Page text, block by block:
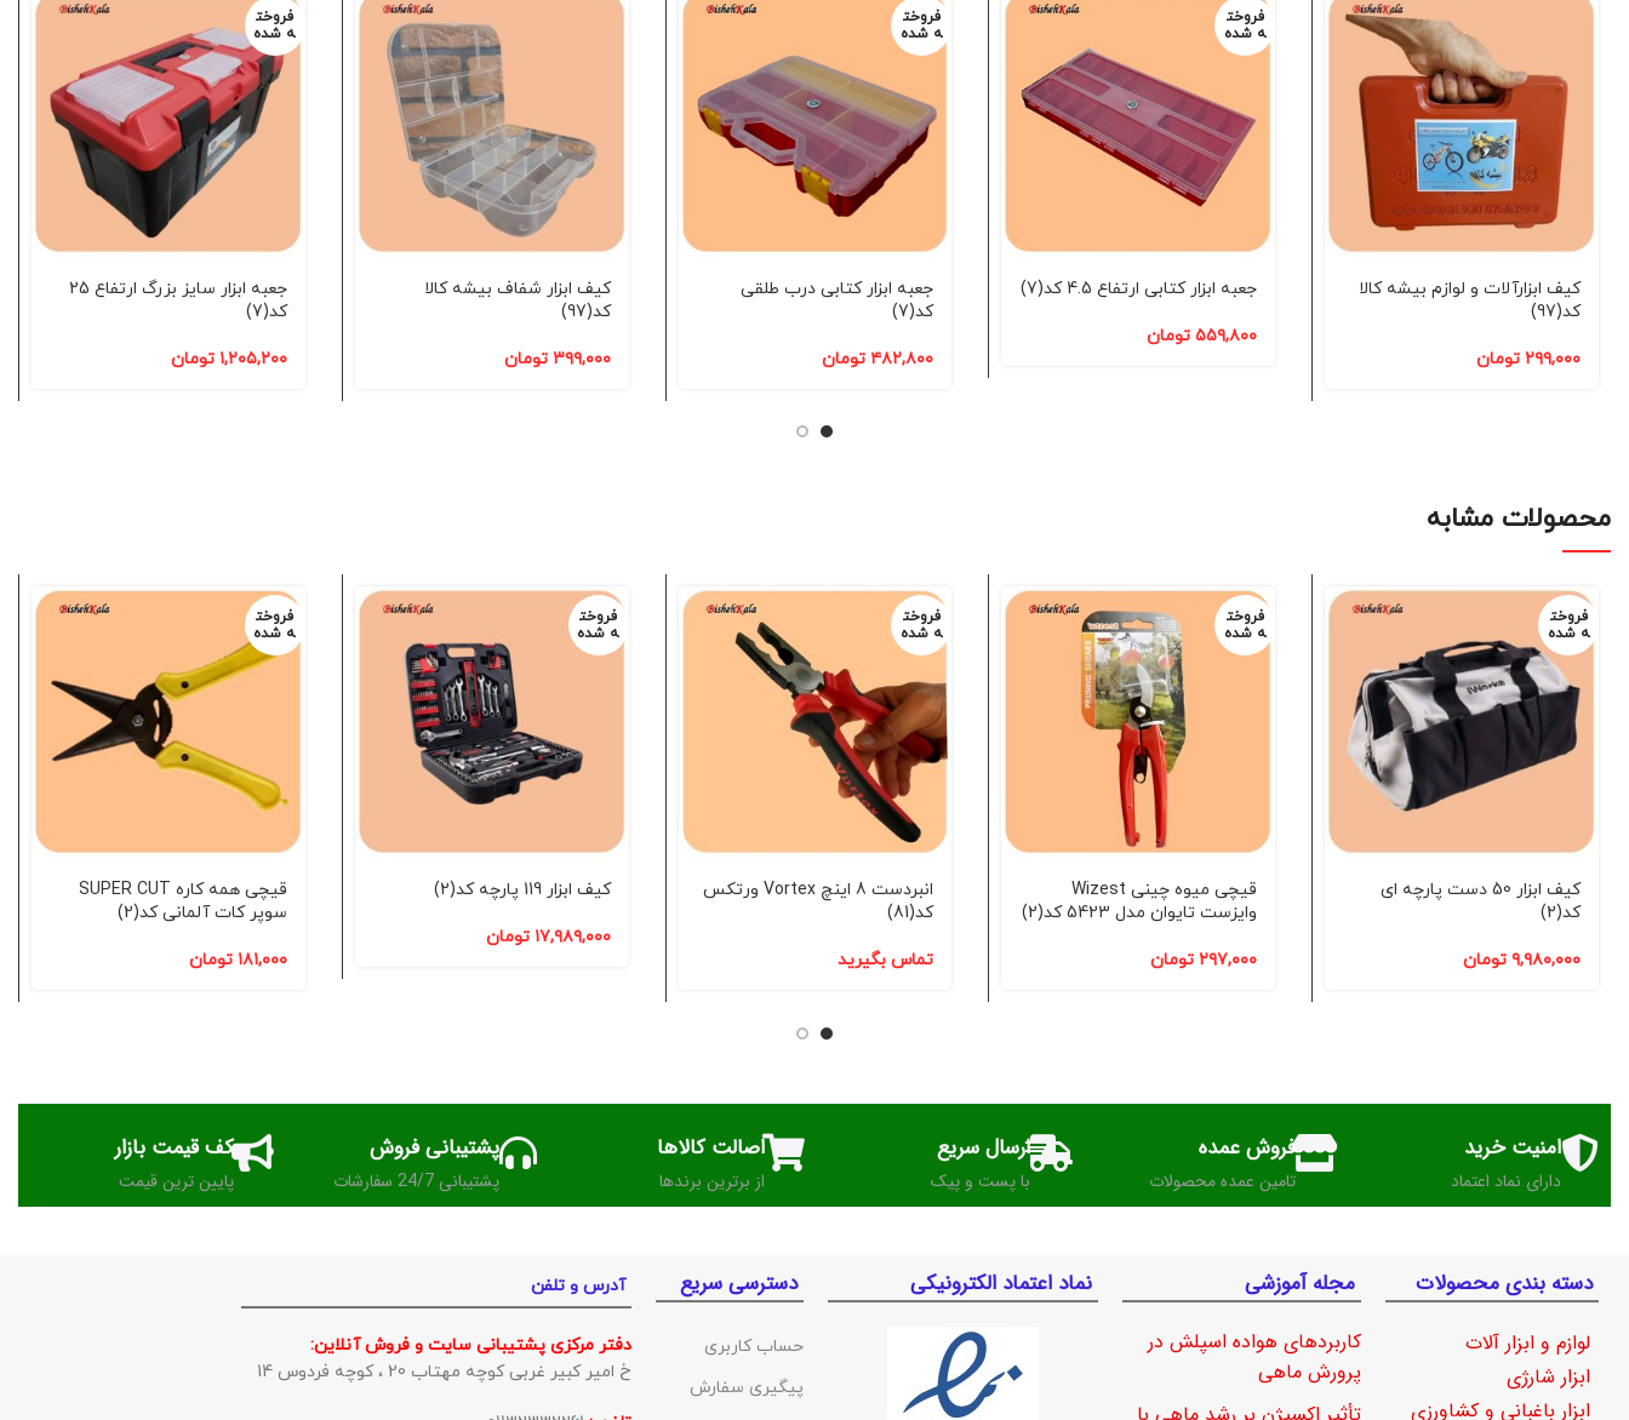
کیف ابزارآلات و لوازم بیشه کالا
کد(97)
۲۹۹,۰۰۰ تومان
فروخت
ه شده
جعبه ابزار کتابی ارتفاع 4.5 کد(7)
۵۵۹,۸۰۰ تومان
فروخت
ه شده
جعبه ابزار کتابی درب طلقی
کد(7)
۴۸۲,۸۰۰ تومان
کیف ابزار شفاف بیشه کالا
کد(97)
۳۹۹,۰۰۰ تومان
فروخت
ه شده
جعبه ابزار سایز بزرگ ارتفاع 25
کد(7)
۱,۲۰۵,۲۰۰ تومان
محصولات مشابه
فروخت
ه شده
کیف ابزار 50 دست پارچه ای
کد(2)
۹,۹۸۰,۰۰۰ تومان
فروخت
ه شده
قیچی میوه چینی Wizest
وایزست تایوان مدل 5423 کد(2)
۲۹۷,۰۰۰ تومان
فروخت
ه شده
انبردست 8 اینچ Vortex ورتکس
کد(81)
تماس بگیرید
فروخت
ه شده
کیف ابزار 119 پارچه کد(2)
۱۷,۹۸۹,۰۰۰ تومان
فروخت
ه شده
قیچی همه کاره SUPER CUT
سوپر کات آلمانی کد(2)
۱۸۱,۰۰۰ تومان
امنیت خرید
دارای نماد اعتماد
فروش عمده
تامین عمده محصولات
ارسال سریع
با پست و پیک
اصالت کالاها
از برترین برندها
پشتیبانی فروش
پشتیبانی 24/7 سفارشات
کف قیمت بازار
پایین ترین قیمت
دسته بندی محصولات
لوازم و ابزار آلات
ابزار شارژی
ابزار باغبانی و کشاورزی
مجله آموزشی
کاربردهای هواده اسپلش در
پرورش ماهی
نماد اعتماد الکترونیکی دسترسی سریع
حساب کاربری
پیگیری سفارش
آدرس و تلفن
دفتر مرکزی پشتیبانی سایت و فروش آنلاین:
خ امیر کبیر غربی کوچه مهتاب 20 ، کوچه فردوس 14